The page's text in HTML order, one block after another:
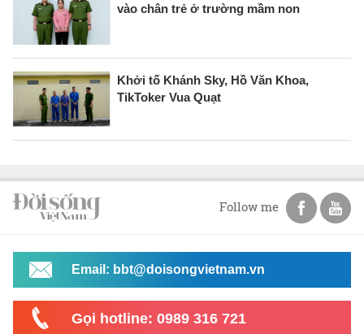
vào chân trẻ ở trường mầm non
Khởi tố Khánh Sky, Hồ Văn Khoa,
TikToker Vua Quạt
Follow me
Email: bbt@doisongvietnam.vn
Gọi hotline: 0989 316 721